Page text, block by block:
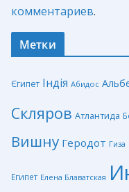
комментариев.
Метки
Єгипет Індія Абидос
Скляров Атлантида
Вишну Геродот Гиза
Египет Елена Блаватская